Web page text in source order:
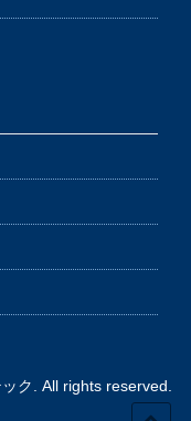
ク. All rights reserved.